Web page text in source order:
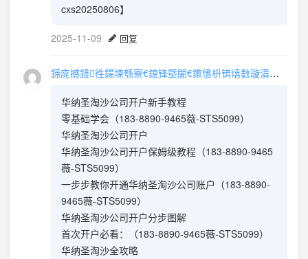
cxs20250806】
2025-11-09 回复
鍗庣撼鍏徃鍚堜綔寮€鎴锋墍闇€鏉愭枡锛熺數璇濆彿鐮?5587291507 寰俊STS5099
华纳圣淘沙公司开户新手教程
零基础学会（183-8890-9465薇-STS5099）
华纳圣淘沙公司开户
华纳圣淘沙公司开户保姆级教程（183-8890-9465
薇-STS5099）
一步步教你开通华纳圣淘沙公司账户（183-8890-
9465薇-STS5099）
华纳圣淘沙公司开户分步图解
首次开户必看：（183-8890-9465薇-STS5099）
华纳圣淘沙全攻略